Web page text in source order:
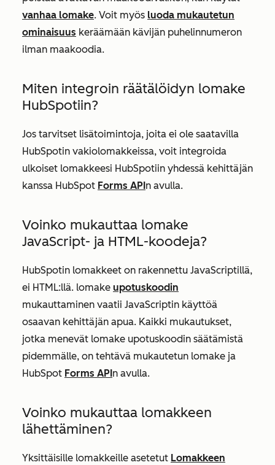
vanhaa lomake. Voit myös luoda mukautetun
ominaisuus keräämään kävijän puhelinnumeron
ilman maakoodia.
Miten integroin räätälöidyn lomake
HubSpotiin?
Jos tarvitset lisätoimintoja, joita ei ole saatavilla
HubSpotin vakiolomakkeissa, voit integroida
ulkoiset lomakkeesi HubSpotiin yhdessä kehittäjän
kanssa HubSpot Forms APIn avulla.
Voinko mukauttaa lomake
JavaScript- ja HTML-koodeja?
HubSpotin lomakkeet on rakennettu JavaScriptillä,
ei HTML:llä. lomake upotuskoodin
mukauttaminen vaatii JavaScriptin käyttöä
osaavan kehittäjän apua. Kaikki mukautukset,
jotka menevät lomake upotuskoodin säätämistä
pidemmälle, on tehtävä mukautetun lomake ja
HubSpot Forms APIn avulla.
Voinko mukauttaa lomakkeen
lähettäminen?
Yksittäisille lomakkeille asetetut Lomakkeen